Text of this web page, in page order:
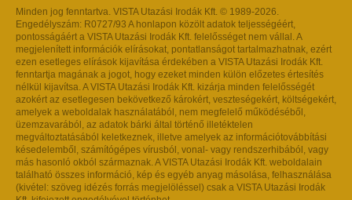
Minden jog fenntartva. VISTA Utazási Irodák Kft. © 1989-2026.
Engedélyszám: R0727/93 A honlapon közölt adatok teljességéért,
pontosságáért a VISTA Utazási Irodák Kft. felelősséget nem vállal. A
megjelenített információk elírásokat, pontatlanságot tartalmazhatnak, ezért
ezen esetleges elírások kijavítása érdekében a VISTA Utazási Irodák Kft.
fenntartja magának a jogot, hogy ezeket minden külön előzetes értesítés
nélkül kijavítsa. A VISTA Utazási Irodák Kft. kizárja minden felelősségét
azokért az esetlegesen bekövetkező károkért, veszteségekért, költségekért,
amelyek a weboldalak használatából, nem megfelelő működéséből,
üzemzavarából, az adatok bárki által történő illetéktelen
megváltoztatásából keletkeznek, illetve amelyek az információtovábbítási
késedelemből, számítógépes vírusból, vonal- vagy rendszerhibából, vagy
más hasonló okból származnak. A VISTA Utazási Irodák Kft. weboldalain
található összes információ, kép és egyéb anyag másolása, felhasználása
(kivétel: szöveg idézés forrás megjelöléssel) csak a VISTA Utazási Irodák